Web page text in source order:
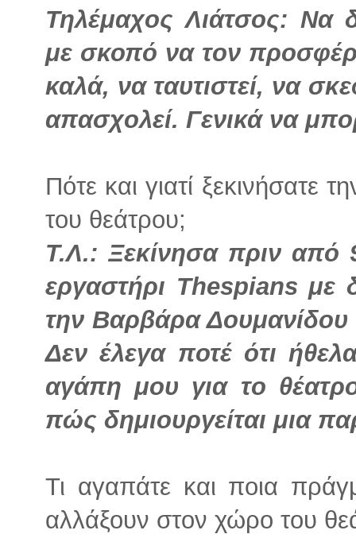
Τηλέμαχος Λιάτσος: Να
με σκοπό να τον
καλά, να ταυτιστεί, να
απασχολεί. Γενικά να
Πότε και γιατί ξεκινήσατε
του θεάτρου;
Τ.Λ.: Ξεκίνησα πριν από
εργαστήρι Thespians με
την Βαρβάρα Δουμανίδου
Δεν έλεγα ποτέ ότι
αγάπη μου για το
πώς δημιουργείται μια
Τι αγαπάτε και ποια
αλλάξουν στον χώρο του